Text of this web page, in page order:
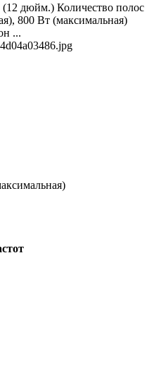
дюйм.) Количество полос
800 Вт (максимальная)
...